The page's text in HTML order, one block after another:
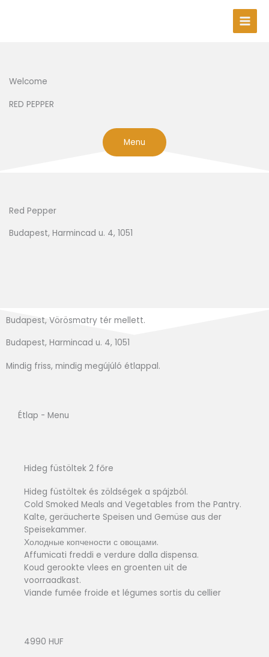
Welcome
RED PEPPER
Menu
Red Pepper
Budapest, Harmincad u. 4, 1051
Budapest, Vörösmatry tér mellett.
Budapest, Harmincad u. 4, 1051
Mindig friss, mindig megújúló étlappal.
Étlap - Menu
Hideg füstöltek 2 főre
Hideg füstöltek és zöldségek a spájzból.
Cold Smoked Meals and Vegetables from the Pantry.
Kalte, geräucherte Speisen und Gemüse aus der
Speisekammer.
Холодные копчености с овощами.
Affumicati freddi e verdure dalla dispensa.
Koud gerookte vlees en groenten uit de
voorraadkast.
Viande fumée froide et légumes sortis du cellier
4990 HUF